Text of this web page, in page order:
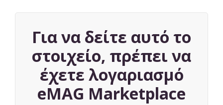
Για να δείτε αυτό το
στοιχείο, πρέπει να
έχετε λογαριασμό
eMAG Marketplace